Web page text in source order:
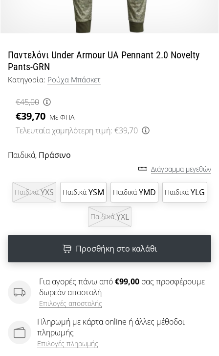
μπάσκετ
όπως
εμείς;
Έλα
μας
ως
πρεσβευτής
της
μας.
Εμφάνιση
Παντελόνι Under Armour UA Pennant 2.0 Novelty
Pants-GRN
Κατηγορία: Ρούχα Μπάσκετ
€45,00
€39,70 Με ΦΠΑ
Τελευταία χαμηλότερη τιμή: €39,70
Παιδικά, Πράσινο
Διάγραμμα μεγεθών
Παιδικά YXS Παιδικά YSM Παιδικά YMD Παιδικά YLG
Παιδικά YXL
Προσθήκη στο καλάθι
Για αγορές πάνω από€99,00 σας προσφέρουμε
δωρεάν αποστολή
Επιλογές αποστολής
Πληρωμή με κάρτα online ή άλλες μέθοδοι
πληρωμής
Επιλογές πληρωμής